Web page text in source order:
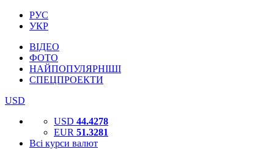
РУС
УКР
ВІДЕО
ФОТО
НАЙПОПУЛЯРНІШІ
СПЕЦПРОЕКТИ
USD
USD 44.4278
EUR 51.3281
Всі курси валют